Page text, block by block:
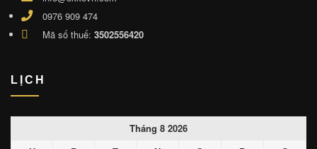
0976 909 474
Mã số thuế: 3502556420
LỊCH
Tháng 8 2026